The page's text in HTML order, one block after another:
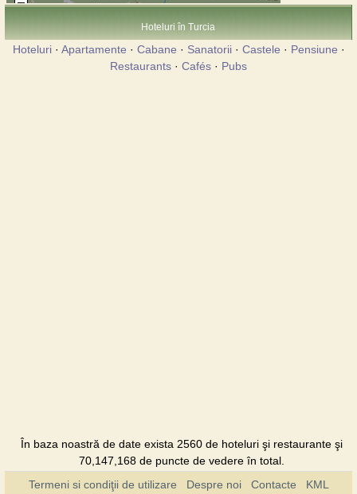
Hotel
Crocus
Hoteluri în Turcia
Hoteluri· Apartamente · Cabane · Sanatorii· Castele · Pensiune ·
Restaurants · Cafés · Pubs
În baza noastră de date exista 2560 de hoteluri şi restaurante şi
70,147,168 de puncte de vedere în total.
Termeni si condiţii de utilizare
Despre noi Contacte KML